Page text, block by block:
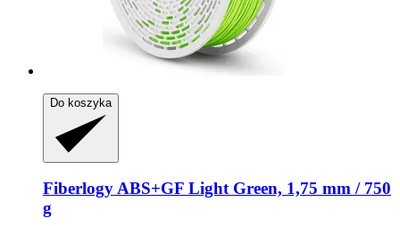
Do koszyka
FiberlogyABS+GF Light Green, 1,75 mm / 750
g